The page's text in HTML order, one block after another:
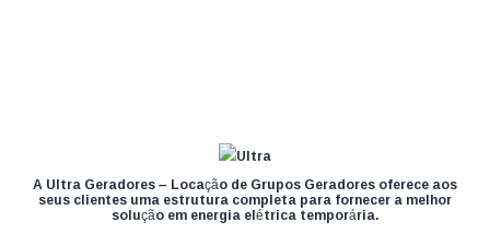
A Ultra Geradores – Locação de Grupos Geradores oferece aos
seus clientes uma estrutura completa para fornecer a melhor
solução em energia elétrica temporária.